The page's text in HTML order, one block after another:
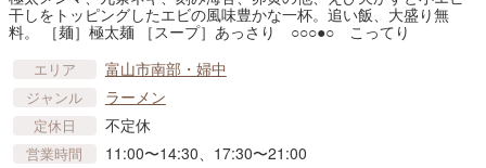
干しをトッピングしたエビの風味豊かな一杯。追い飯、大盛り無
料。 ［麺］極太麺 ［スープ］あっさり ○○○●○ こってり
エリア 富山市南部・婦中
ジャンル ラーメン
定休日 不定休
営業時間 11:00〜14:30、17:30〜21:00